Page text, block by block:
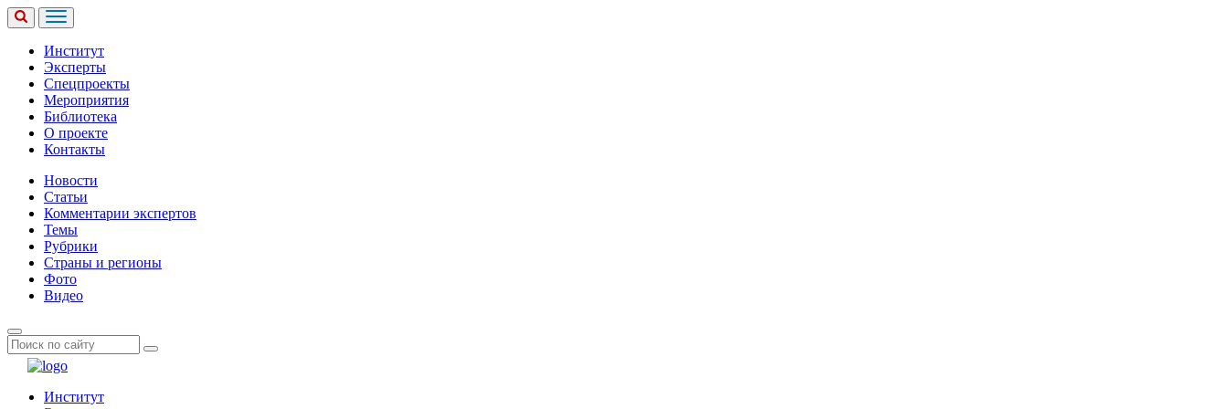
Институт
Эксперты
Спецпроекты
Мероприятия
Библиотека
О проекте
Контакты
Новости
Статьи
Комментарии экспертов
Темы
Рубрики
Страны и регионы
Фото
Видео
Институт